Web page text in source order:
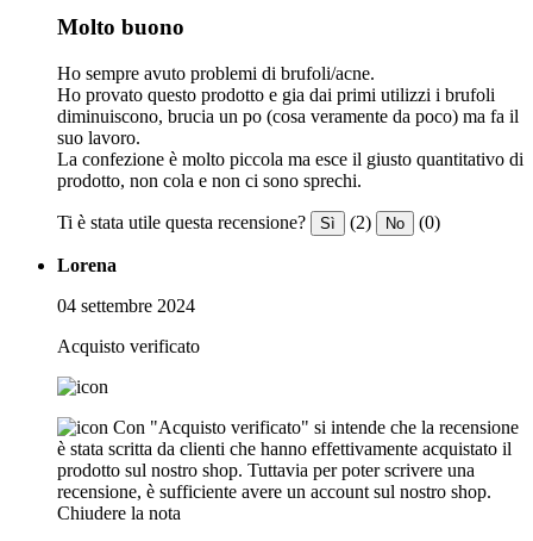
Molto buono
Ho sempre avuto problemi di brufoli/acne.
Ho provato questo prodotto e gia dai primi utilizzi i brufoli
diminuiscono, brucia un po (cosa veramente da poco) ma fa il
suo lavoro.
La confezione è molto piccola ma esce il giusto quantitativo di
prodotto, non cola e non ci sono sprechi.
Ti è stata utile questa recensione? Sì (2) No (0)
Lorena
04 settembre 2024
Acquisto verificato
Con "Acquisto verificato" si intende che la recensione
è stata scritta da clienti che hanno effettivamente acquistato il
prodotto sul nostro shop. Tuttavia per poter scrivere una
recensione, è sufficiente avere un account sul nostro shop.
Chiudere la nota